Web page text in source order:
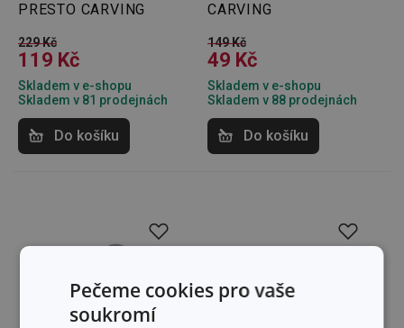
PRESTO CARVING
229 Kč
119 Kč
Skladem v e-shopu
Skladem v 81 prodejnách
Do košíku
CARVING
149 Kč
49 Kč
Skladem v e-shopu
Skladem v 88 prodejnách
Do košíku
Pečeme cookies pro vaše
soukromí